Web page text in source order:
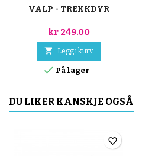
VALP - TREKKDYR
kr 249.00
 Legg i kurv
 På lager
DU LIKER KANSKJE OGSÅ
favorite_border